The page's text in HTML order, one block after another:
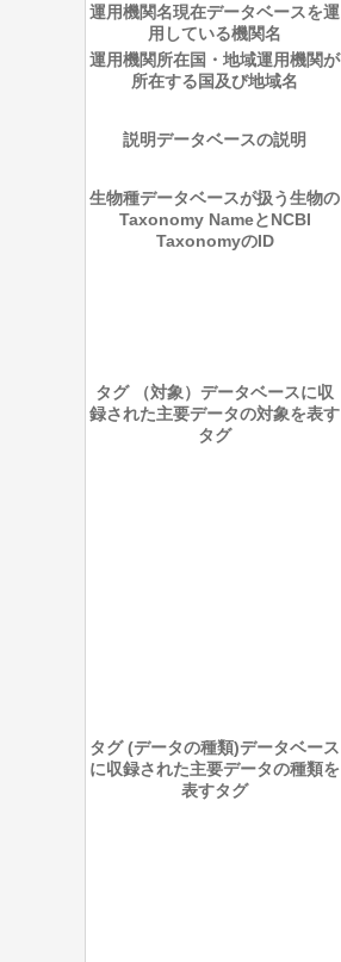
運用機関名現在データベースを運
用している機関名
運用機関所在国・地域運用機関が
所在する国及び地域名
説明データベースの説明
生物種データベースが扱う生物の
Taxonomy NameとNCBI
TaxonomyのID
タグ （対象） データベースに収
録された主要データの対象を表す
タグ
タグ (データの種類)データベース
に収録された主要データの種類を
表すタグ